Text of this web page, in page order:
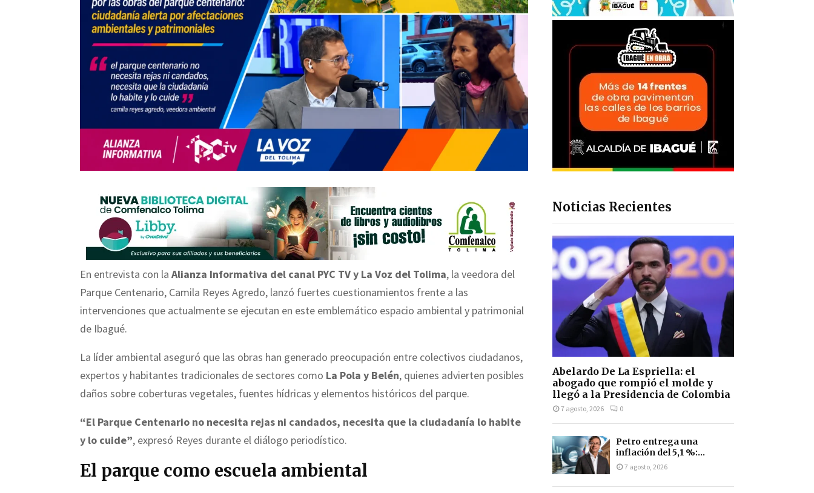
En entrevista con la Alianza Informativa del canal PYC TV y La Voz del Tolima, la veedora del
Parque Centenario, Camila Reyes Agredo, lanzó fuertes cuestionamientos frente a las
intervenciones que actualmente se ejecutan en este emblemático espacio ambiental y patrimonial
de Ibagué.
La líder ambiental aseguró que las obras han generado preocupación entre colectivos ciudadanos,
expertos y habitantes tradicionales de sectores como La Pola y Belén, quienes advierten posibles
daños sobre coberturas vegetales, fuentes hídricas y elementos históricos del parque.
“El Parque Centenario no necesita rejas ni candados, necesita que la ciudadanía lo habite
y lo cuide”, expresó Reyes durante el diálogo periodístico.
El parque como escuela ambiental
Noticias Recientes
Abelardo De La Espriella: el
abogado que rompió el molde y
llegó a la Presidencia de Colombia
7 agosto, 2026 0
Petro entrega una
inflación del 5,1 %:...
7 agosto, 2026